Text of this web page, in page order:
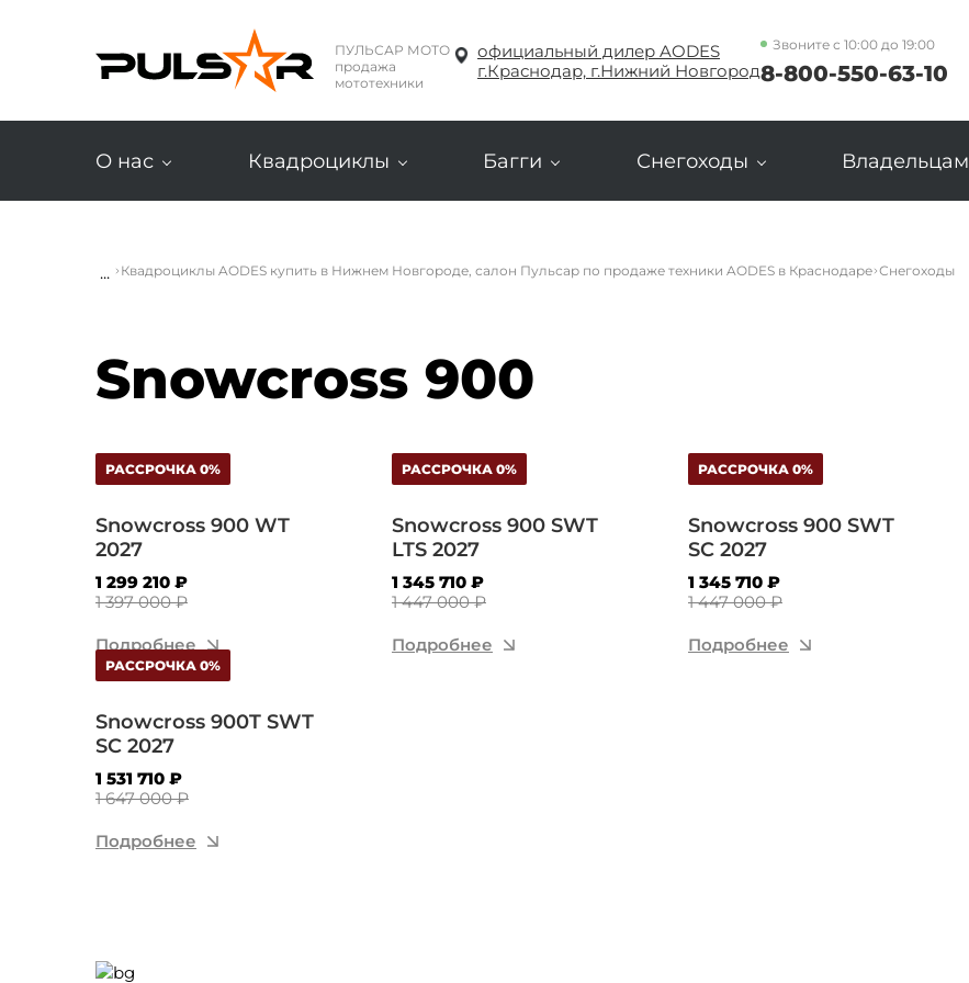
ПУЛЬСАР МОТО
продажа
мототехники
официальный дилер AODES
г.Краснодар, г.Нижний Новгород
Звоните с 10:00 до 19:00
8-800-550-63-10
О нас Квадроциклы Багги Снегоходы Владельцам
... Квадроциклы AODES купить в Нижнем Новгороде, салон Пульсар по продаже техники AODES в Краснодаре Снегоходы
Snowcross 900
РАССРОЧКА 0%
Snowcross 900 WT
2027
1 299 210 ₽
1 397 000 ₽
Подробнее
РАССРОЧКА 0%
Snowcross 900 SWT
LTS 2027
1 345 710 ₽
1 447 000 ₽
Подробнее
РАССРОЧКА 0%
Snowcross 900 SWT
SC 2027
1 345 710 ₽
1 447 000 ₽
Подробнее
РАССРОЧКА 0%
Snowcross 900T SWT
SC 2027
1 531 710 ₽
1 647 000 ₽
Подробнее